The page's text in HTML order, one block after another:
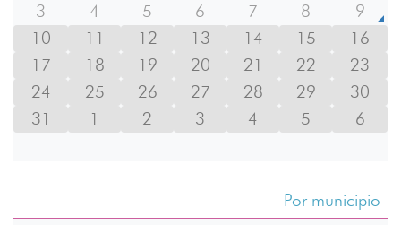
3
4 5 6 7 8
9
10
11 12 13 14 15
16
17
18 19 20 21 22
23
24
25 26 27 28 29
30
31
1 2 3 4 5 6
Por municipio